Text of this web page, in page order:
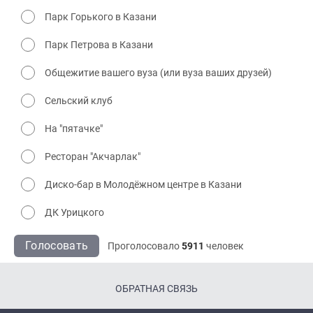
Парк Горького в Казани
Парк Петрова в Казани
Общежитие вашего вуза (или вуза ваших друзей)
Сельский клуб
На "пятачке"
Ресторан "Акчарлак"
Диско-бар в Молодёжном центре в Казани
ДК Урицкого
Голосовать Проголосовало5911 человек
ОБРАТНАЯ СВЯЗЬ